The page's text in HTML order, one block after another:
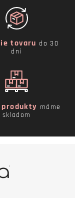
tovaru do 30
dní
máme
skladom